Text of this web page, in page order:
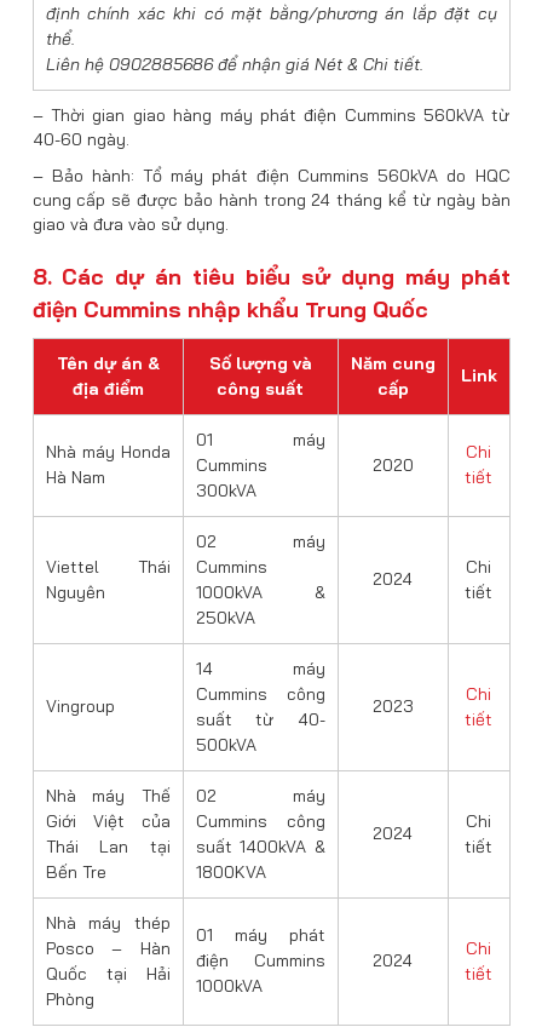
định chính xác khi có mặt bằng/phương án lắp đặt cụ
thể.
Liên hệ 0902885686 để nhận giá Nét & Chi tiết.
– Thời gian giao hàng máy phát điện Cummins 560kVA từ
40-60 ngày.
– Bảo hành: Tổ máy phát điện Cummins 560kVA do HQC
cung cấp sẽ được bảo hành trong 24 tháng kể từ ngày bàn
giao và đưa vào sử dụng.
8. Các dự án tiêu biểu sử dụng máy phát
điện Cummins nhập khẩu Trung Quốc
Tên dự án &
địa điểm
Số lượng và
công suất
Năm cung
cấp
Link
Nhà máy Honda
Hà Nam
01 máy
Cummins
300kVA
2020
Chi
tiết
Viettel Thái
Nguyên
02 máy
Cummins
1000kVA &
250kVA
2024
Chi
tiết
Vingroup
14 máy
Cummins công
suất từ 40-
500kVA
2023
Chi
tiết
Nhà máy Thế
Giới Việt của
Thái Lan tại
Bến Tre
02 máy
Cummins công
suất 1400kVA &
1800KVA
2024
Chi
tiết
Nhà máy thép
Posco – Hàn
Quốc tại Hải
Phòng
01 máy phát
điện Cummins
1000kVA
2024
Chi
tiết